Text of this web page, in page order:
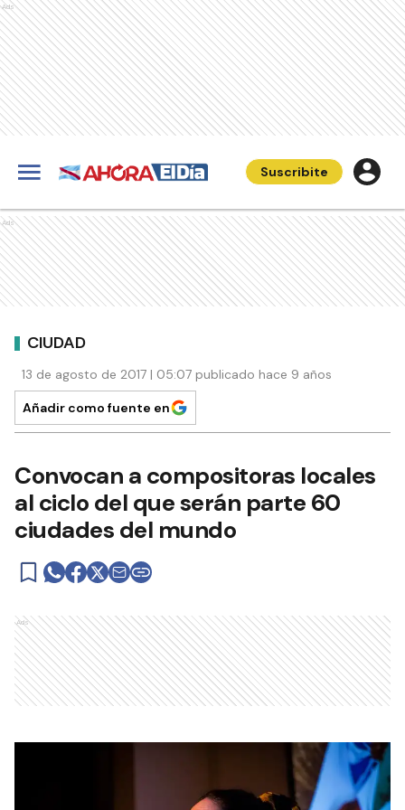
Ads
Suscribite
Ads
CIUDAD
13 de agosto de 2017 | 05:07 publicado hace 9 años
Añadir como fuente en
Convocan a compositoras locales
al ciclo del que serán parte 60
ciudades del mundo
Ads